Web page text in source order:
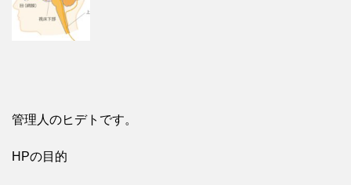
管理人のヒデトです。
HPの目的